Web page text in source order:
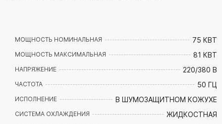
МОЩНОСТЬ НОМИНАЛЬНАЯ 75 КВТ
МОЩНОСТЬ МАКСИМАЛЬНАЯ 81 КВТ
НАПРЯЖЕНИЕ 220/380 В
ЧАСТОТА 50 ГЦ
ИСПОЛНЕНИЕ В ШУМОЗАЩИТНОМ КОЖУХЕ
СИСТЕМА ОХЛАЖДЕНИЯ ЖИДКОСТНАЯ